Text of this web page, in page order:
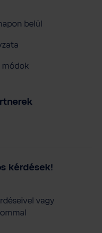
belül
módok
kérdések!
vagy